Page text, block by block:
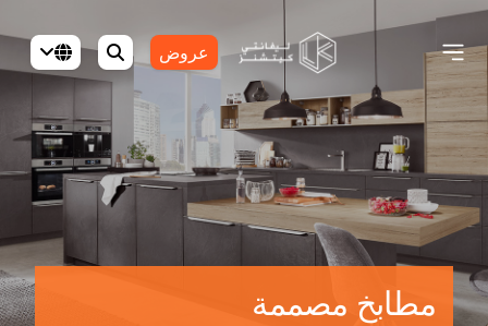
عروض
مطابخ مصممة